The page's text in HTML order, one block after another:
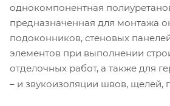
однокомпонентная
предназначенная для монтажа
подоконников, стеновых
элементов при выполнении
отделочных работ, а также для
– и звукоизоляции швов, щелей,